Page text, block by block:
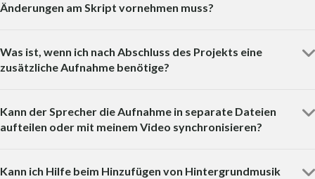
Änderungen am Skript vornehmen muss?
Was ist, wenn ich nach Abschluss des Projekts eine
zusätzliche Aufnahme benötige?
Kann der Sprecher die Aufnahme in separate Dateien
aufteilen oder mit meinem Video synchronisieren?
Kann ich Hilfe beim Hinzufügen von Hintergrundmusik